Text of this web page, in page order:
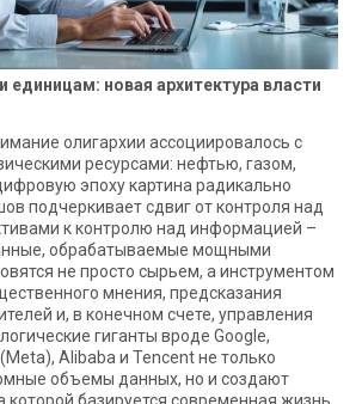
единицам: новая архитектура власти
олигархии ассоциировалось с
ресурсами: нефтью, газом,
эпоху картина радикально
подчеркивает сдвиг от контроля над
к контролю над информацией –
обрабатываемые мощными
не просто сырьем, а инструментом
мнения, предсказания
и, в конечном счете, управления
гиганты вроде Google,
Alibaba и Tencent не только
объемы данных, но и создают